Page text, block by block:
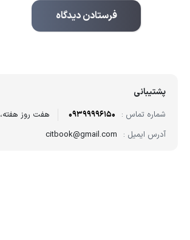
پشتیبانی
شماره تماس : 09399996150
هفت روز هفته، ۲۴ ساعت شبانه‌روز پاسخگوی شما هستیم.
آدرس ایمیل : citbook@gmail.com